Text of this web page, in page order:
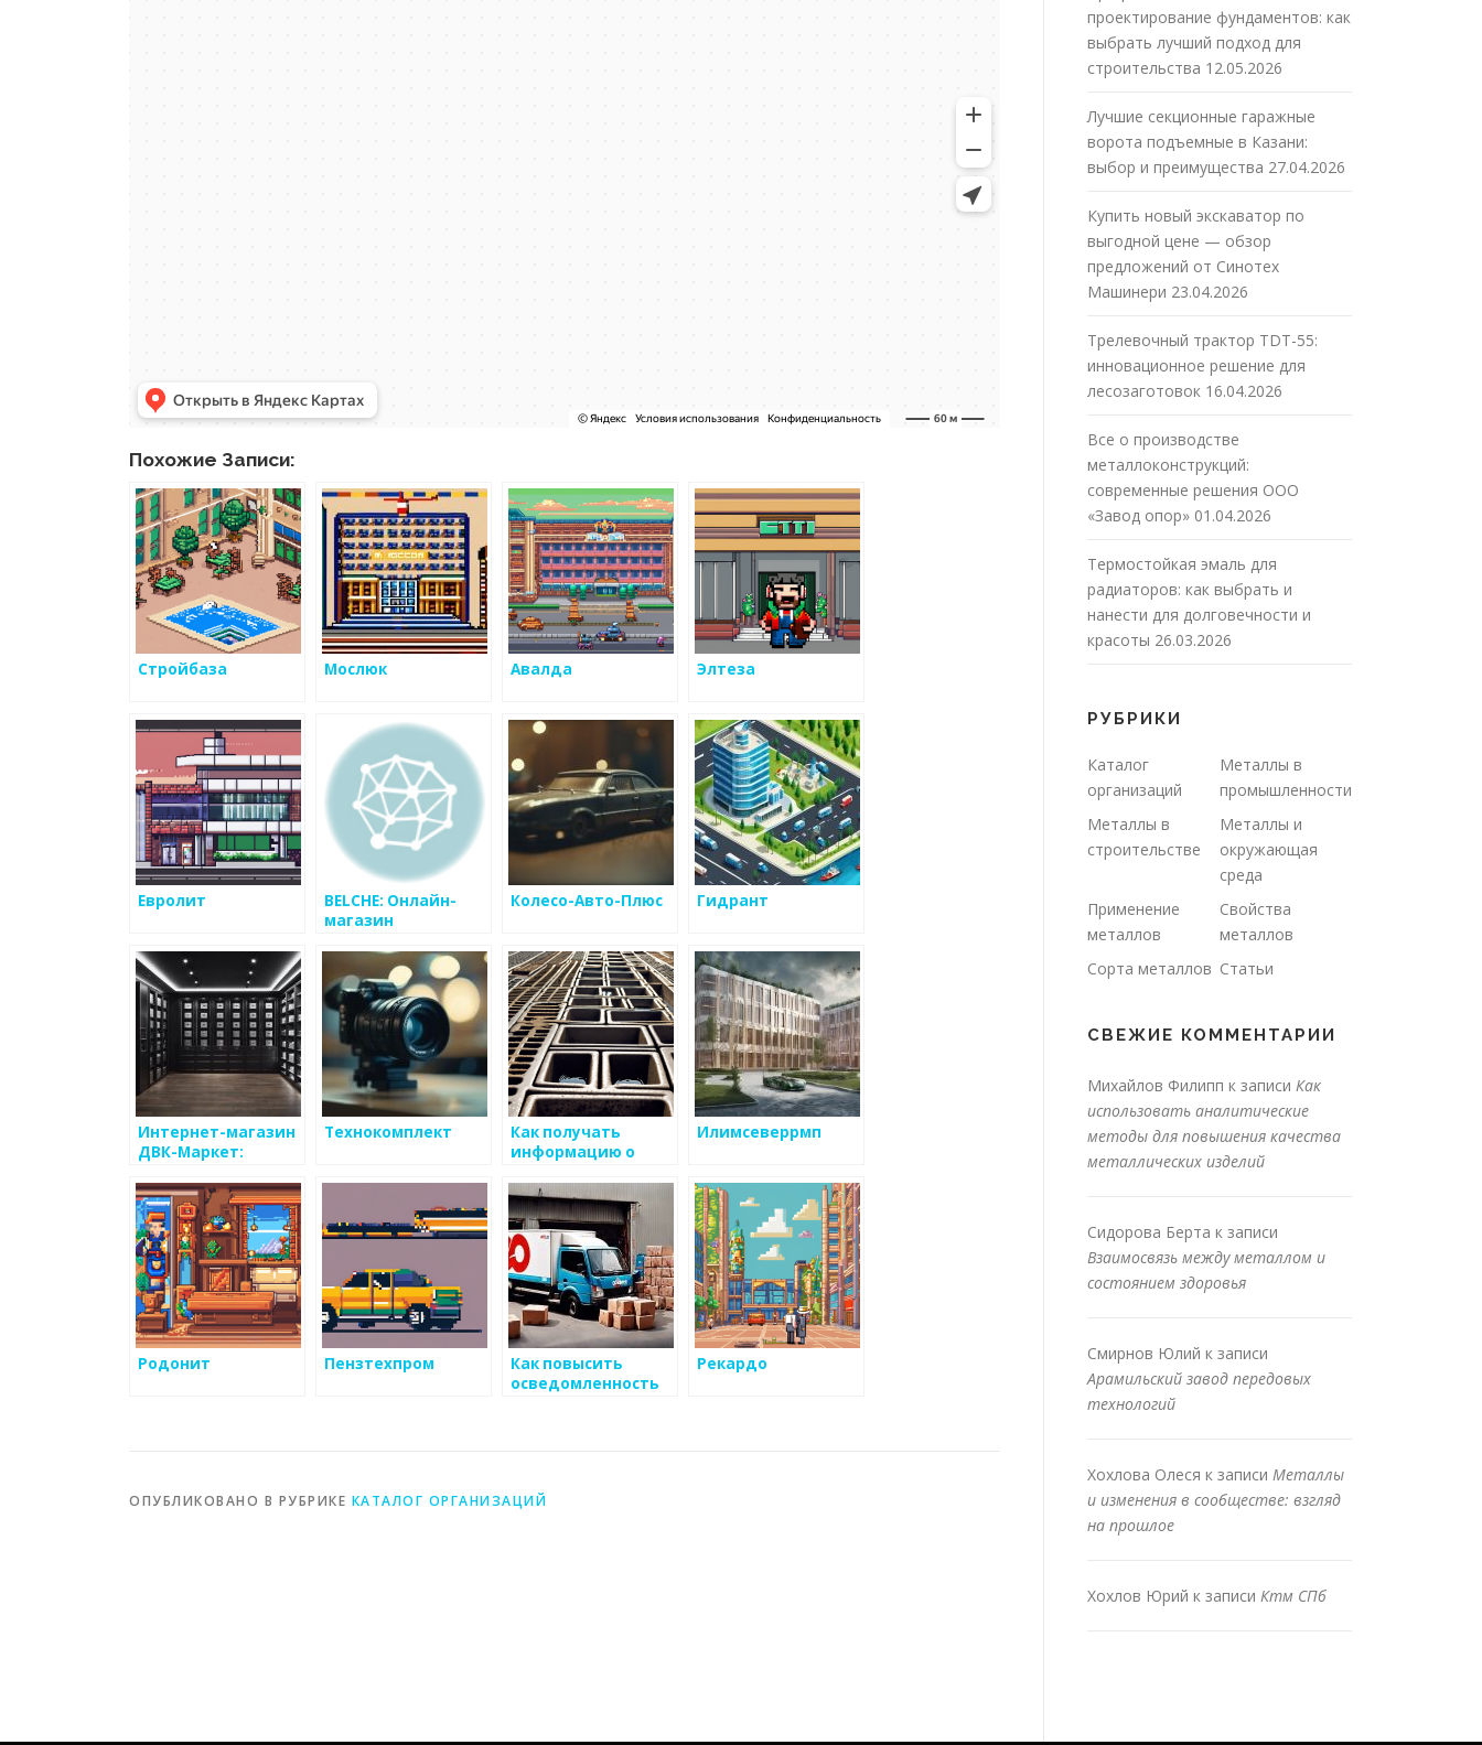
Похожие Записи:
Стройбаза Мослюк Авалда Элтеза
Евролит
BELCHE: Онлайн-
магазин
бытовой техники
Колесо-Авто-Плюс Гидрант
Интернет-магазин
ДВК-Маркет:
моделей сейфов
Технокомплект
Как получать
информацию о
модификациях по
металоизделиям
Илимсеверрмп
Родонит Пензтехпром
Как повысить
осведомленность
Рекардо
ОПУБЛИКОВАНО В РУБРИКЕ КАТАЛОГ ОРГАНИЗАЦИЙ
проектирование фундаментов: как
выбрать лучший подход для
строительства 12.05.2026
Лучшие секционные гаражные
ворота подъемные в Казани:
выбор и преимущества 27.04.2026
Купить новый экскаватор по
выгодной цене — обзор
предложений от Синотех
Машинери 23.04.2026
Трелевочный трактор TDT-55:
инновационное решение для
лесозаготовок 16.04.2026
Все о производстве
металлоконструкций:
современные решения ООО
«Завод опор» 01.04.2026
Термостойкая эмаль для
радиаторов: как выбрать и
нанести для долговечности и
красоты 26.03.2026
РУБРИКИ
Каталог
организаций
Металлы в
промышленности
Металлы в
строительстве
Металлы и
окружающая
среда
Применение
металлов
Свойства
металлов
Сорта металлов Статьи
СВЕЖИЕ КОММЕНТАРИИ
Михайлов Филипп к записи Как
использовать аналитические
методы для повышения качества
металлических изделий
Сидорова Берта к записи
Взаимосвязь между металлом и
состоянием здоровья
Смирнов Юлий к записи
Арамильский завод передовых
технологий
Хохлова Олеся к записи Металлы
и изменения в сообществе: взгляд
на прошлое
Хохлов Юрий к записи Ктм СПб